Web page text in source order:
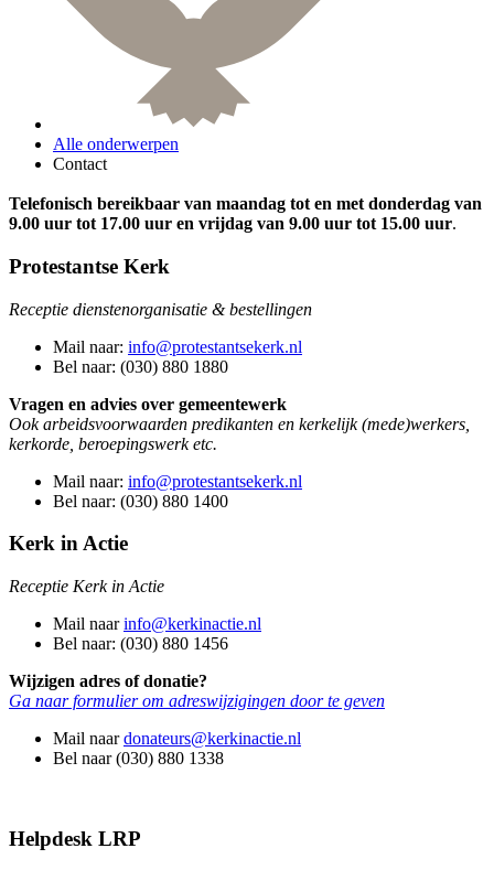
Alle onderwerpen
Contact
Telefonisch bereikbaar van maandag tot en met donderdag van
9.00 uur tot 17.00 uur en vrijdag van 9.00 uur tot 15.00 uur.
Protestantse Kerk
Receptie dienstenorganisatie & bestellingen
Mail naar: info@protestantsekerk.nl
Bel naar: (030) 880 1880
Vragen en advies over gemeentewerk
Ook arbeidsvoorwaarden predikanten en kerkelijk (mede)werkers,
kerkorde, beroepingswerk etc.
Mail naar: info@protestantsekerk.nl
Bel naar: (030) 880 1400
Kerk in Actie
Receptie Kerk in Actie
Mail naarinfo@kerkinactie.nl
Bel naar: (030) 880 1456
Wijzigen adres of donatie?
Ga naar formulier om adreswijzigingen door te geven
Mail naardonateurs@kerkinactie.nl
Bel naar (030) 880 1338
Helpdesk LRP